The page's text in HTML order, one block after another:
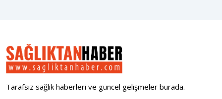
Tarafsız sağlık haberleri ve güncel gelişmeler burada.